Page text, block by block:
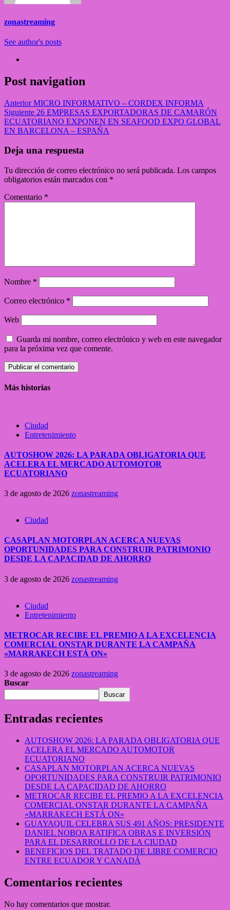
zonastreaming
See author's posts
Post navigation
AnteriorMICRO INFORMATIVO – CORDEX INFORMA
Siguiente 26 EMPRESAS EXPORTADORAS DE CAMARÓN
ECUATORIANO EXPONEN EN SEAFOOD EXPO GLOBAL
EN BARCELONA – ESPAÑA
Deja una respuesta
Tu dirección de correo electrónico no será publicada. Los campos
obligatorios están marcados con *
Comentario *
Nombre *
Correo electrónico *
Web
Guarda mi nombre, correo electrónico y web en este navegador
para la próxima vez que comente.
Más historias
Ciudad
Entretenimiento
AUTOSHOW 2026: LA PARADA OBLIGATORIA QUE
ACELERA EL MERCADO AUTOMOTOR
ECUATORIANO
3 de agosto de 2026 zonastreaming
Ciudad
CASAPLAN MOTORPLAN ACERCA NUEVAS
OPORTUNIDADES PARA CONSTRUIR PATRIMONIO
DESDE LA CAPACIDAD DE AHORRO
3 de agosto de 2026 zonastreaming
Ciudad
Entretenimiento
METROCAR RECIBE EL PREMIO A LA EXCELENCIA
COMERCIAL ONSTAR DURANTE LA CAMPAÑA
«MARRAKECH ESTÁ ON»
3 de agosto de 2026 zonastreaming
Buscar
Buscar
Entradas recientes
AUTOSHOW 2026: LA PARADA OBLIGATORIA QUE
ACELERA EL MERCADO AUTOMOTOR
ECUATORIANO
CASAPLAN MOTORPLAN ACERCA NUEVAS
OPORTUNIDADES PARA CONSTRUIR PATRIMONIO
DESDE LA CAPACIDAD DE AHORRO
METROCAR RECIBE EL PREMIO A LA EXCELENCIA
COMERCIAL ONSTAR DURANTE LA CAMPAÑA
«MARRAKECH ESTÁ ON»
GUAYAQUIL CELEBRA SUS 491 AÑOS: PRESIDENTE
DANIEL NOBOA RATIFICA OBRAS E INVERSIÓN
PARA EL DESARROLLO DE LA CIUDAD
BENEFICIOS DEL TRATADO DE LIBRE COMERCIO
ENTRE ECUADOR Y CANADÁ
Comentarios recientes
No hay comentarios que mostrar.